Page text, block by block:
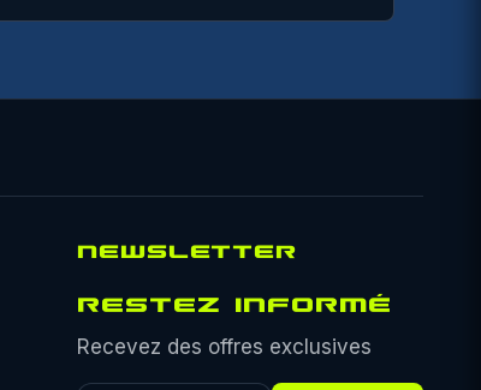
NEWSLETTER
RESTEZ INFORMÉ
Recevez des offres exclusives